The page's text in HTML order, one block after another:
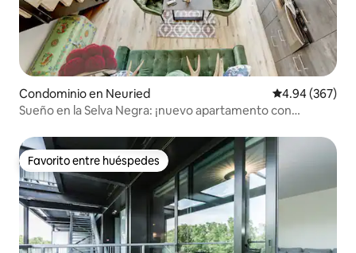
Condominio en Neuried Calificación
4.94 (367)
Sueño en la Selva Negra: ¡nuevo apartamento con
Favorito entre huéspedes
Favorito entre huéspedes